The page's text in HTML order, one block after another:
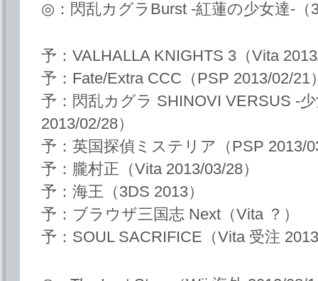
◎：閃乱カグラBurst -紅蓮の少女達-（
予：VALHALLA KNIGHTS 3（Vita
予：Fate/Extra CCC（PSP 2013/02/21
予：閃乱カグラ SHINOVI VERSUS -
2013/02/28）
予：英国探偵ミステリア（PSP 2013/
予：朧村正（Vita 2013/03/28）
予：海王（3DS 2013）
予：ブラウザ三国志 Next（Vita ？）
予：SOUL SACRIFICE（Vita 受注